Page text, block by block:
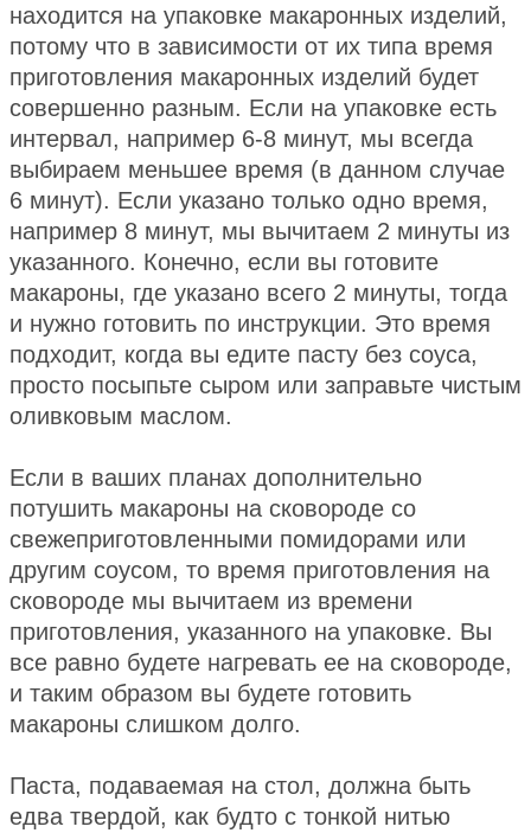
находится на упаковке макаронных изделий,
потому что в зависимости от их типа время
приготовления макаронных изделий будет
совершенно разным. Если на упаковке есть
интервал, например 6-8 минут, мы всегда
выбираем меньшее время (в данном случае
6 минут). Если указано только одно время,
например 8 минут, мы вычитаем 2 минуты из
указанного. Конечно, если вы готовите
макароны, где указано всего 2 минуты, тогда
и нужно готовить по инструкции. Это время
подходит, когда вы едите пасту без соуса,
просто посыпьте сыром или заправьте чистым
оливковым маслом.
Если в ваших планах дополнительно
потушить макароны на сковороде со
свежеприготовленными помидорами или
другим соусом, то время приготовления на
сковороде мы вычитаем из времени
приготовления, указанного на упаковке. Вы
все равно будете нагревать ее на сковороде,
и таким образом вы будете готовить
макароны слишком долго.
Паста, подаваемая на стол, должна быть
едва твердой, как будто с тонкой нитью